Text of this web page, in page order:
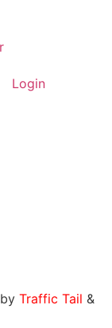
Login
Traffic Tail &